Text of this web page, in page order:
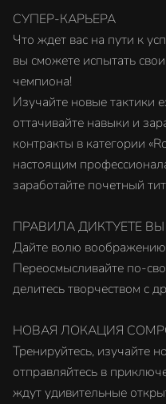
СУПЕР-КАРЬЕРА
Что ждет вас на пути к
вы сможете испытать
чемпиона!
Изучайте новые тактики
оттачивайте навыки и
контракты в категории
настоящим
заработайте почетный
ПРАВИЛА ДИКТУЕТЕ ВЫ
Дайте волю воображению
Переосмысливайте по-
делитесь творчеством с
НОВАЯ ЛОКАЦИЯ
Тренируйтесь, изучайте
отправляйтесь в
ждут удивительные